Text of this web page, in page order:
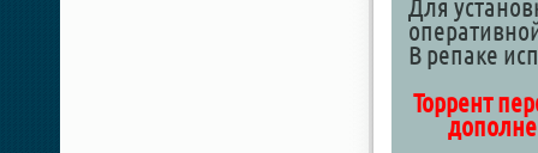
Для
В репаке
Торрент